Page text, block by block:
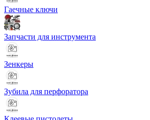
Гаечные ключи
Запчасти для инструмента
Зенкеры
Зубила для перфоратора